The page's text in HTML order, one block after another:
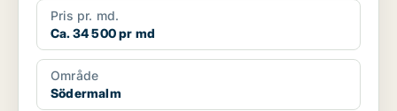
Pris pr. md.
Ca. 34 500 pr md
Område
Södermalm